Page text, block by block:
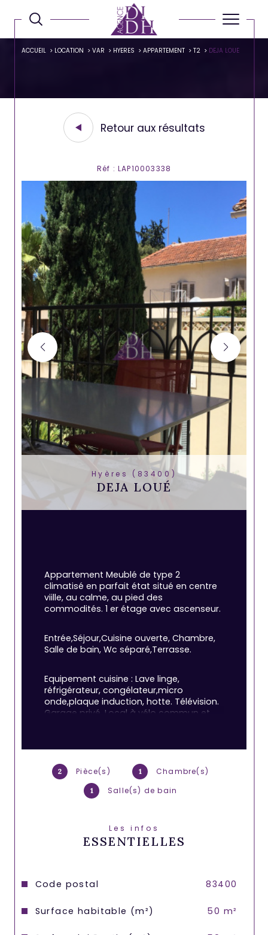
ACCUEIL LOCATION VAR HYERES APPARTEMENT T2 DEJA LOUE
Retour aux résultats
Réf : LAP10003338
Hyères (83400)
DEJA LOUÉ
2 Pièce(s) 1 Chambre(s)
1 Salle(s) de bain
Les infos
ESSENTIELLES
Caractéristiques Valeurs
Code postal 83400
Surface habitable (m²) 50 m²
Appartement Meublé de type 2
climatisé en parfait état situé en centre
viille, au calme, au pied des
commodités. 1 er étage avec ascenseur.
Entrée,Séjour,Cuisine ouverte, Chambre,
Salle de bain, Wc séparé,Terrasse.
Equipement cuisine : Lave linge,
réfrigérateur, congélateur,micro
onde,plaque induction, hotte. Télévision.
Garage privé. Local à vélo commun et
83400 Hyeres Résidence : Le Patio Des
Palmiers.
Loyer 850€ charges comprises ( eau et
electricité, individuel)